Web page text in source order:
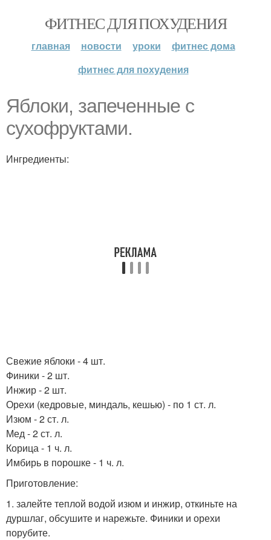
ФИТНЕС ДЛЯ ПОХУДЕНИЯ
главная новости уроки
фитнес дома
фитнес для похудения
Яблоки, запеченные с
сухофруктами.
Ингредиенты:
Свежие яблоки - 4 шт.
Финики - 2 шт.
Инжир - 2 шт.
Орехи (кедровые, миндаль, кешью) - по 1 ст. л.
Изюм - 2 ст. л.
Мед - 2 ст. л.
Корица - 1 ч. л.
Имбирь в порошке - 1 ч. л.
Приготовление:
1. залейте теплой водой изюм и инжир, откиньте на
дуршлаг, обсушите и нарежьте. Финики и орехи
порубите.